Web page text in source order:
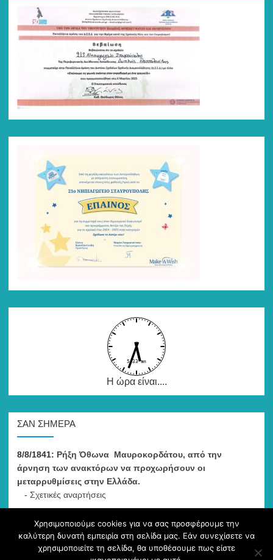
Η ώρα είναι....
ΣΑΝ ΣΉΜΕΡΑ
8/8/1841: Ρήξη Όθωνα  Μαυροκορδάτου, από την
άρνηση των ανακτόρων να προχωρήσουν οι
μεταρρυθμίσεις στην Ελλάδα.
- Σχετικές αναρτήσεις
Χρησιμοποιούμε cookies για να σας προσφέρουμε την
καλύτερη δυνατή εμπειρία στη σελίδα μας. Εάν συνεχίσετε να
χρησιμοποιείτε τη σελίδα, θα υποθέσουμε πως είστε